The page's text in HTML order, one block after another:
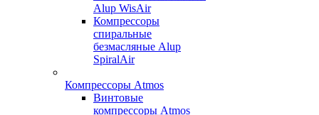
Alup WisAir
Компрессоры
спиральные
безмасляные Alup
SpiralAir
Компрессоры Atmos
Винтовые
компрессоры Atmos